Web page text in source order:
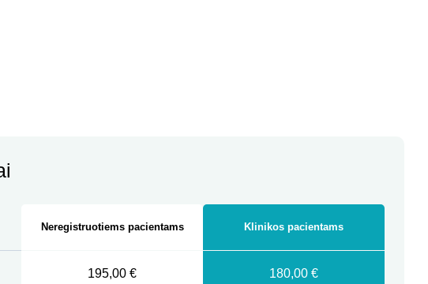
Neregistruotiems pacientams Klinikos pacientams
195,00 € 180,00 €